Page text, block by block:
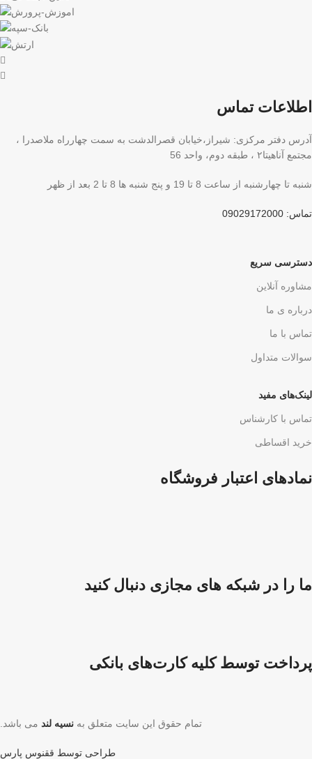
اطلاعات تماس
آدرس دفتر مرکزی: شیراز،خیابان قصرالدشت به سمت چهارراه ملاصدرا ،
مجتمع آناهیتا۲ ، طبقه دوم، واحد 56
شنبه تا چهارشنبه از ساعت 8 تا 19 و پنج شنبه ها 8 تا 2 بعد از ظهر
تماس: 09029172000
دسترسی سریع
مشاوره آنلاین
درباره ی ما
تماس با ما
سوالات متداول
لینک‌های مفید
تماس با کارشناس
خرید اقساطی
نمادهای اعتبار فروشگاه
ما را در شبکه های مجازی دنبال کنید
پرداخت توسط کلیه کارت‌های بانکی
تمام حقوق این سایت متعلق به نسیه لند می باشد.
طراحی توسط ققنوس پارس